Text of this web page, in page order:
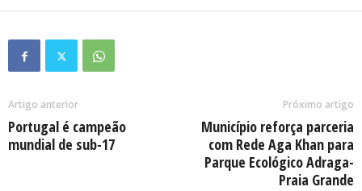
Artigo anterior
Portugal é campeão
mundial de sub-17
Próximo artigo
Município reforça parceria
com Rede Aga Khan para
Parque Ecológico Adraga-
Praia Grande